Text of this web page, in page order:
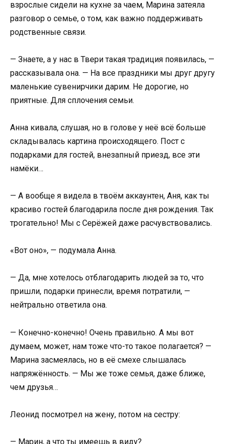
взрослые сидели на кухне за чаем, Марина затеяла
разговор о семье, о том, как важно поддерживать
родственные связи.
— Знаете, а у нас в Твери такая традиция появилась, —
рассказывала она. — На все праздники мы друг другу
маленькие сувенирчики дарим. Не дорогие, но
приятные. Для сплочения семьи.
Анна кивала, слушая, но в голове у неё всё больше
складывалась картина происходящего. Пост с
подарками для гостей, внезапный приезд, все эти
намёки…
— А вообще я видела в твоём аккаунтен, Аня, как ты
красиво гостей благодарила после дня рождения. Так
трогательно! Мы с Серёжей даже расчувствовались.
«Вот оно», — подумала Анна.
— Да, мне хотелось отблагодарить людей за то, что
пришли, подарки принесли, время потратили, —
нейтрально ответила она.
— Конечно-конечно! Очень правильно. А мы вот
думаем, может, нам тоже что-то такое полагается? —
Марина засмеялась, но в её смехе слышалась
напряжённость. — Мы же тоже семья, даже ближе,
чем друзья…
Леонид посмотрел на жену, потом на сестру:
— Марин, а что ты имеешь в виду?